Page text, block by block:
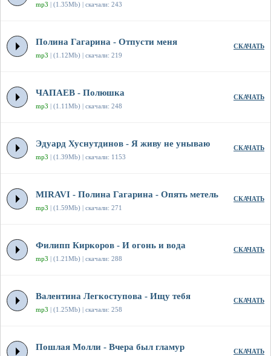
mp3 | (1.35Mb) | скачали: 243
Полина Гагарина - Отпусти меня
mp3 | (1.12Mb) | скачали: 219
СКАЧАТЬ
ЧАПАЕВ - Полюшка
mp3 | (1.11Mb) | скачали: 248
СКАЧАТЬ
Эдуард Хуснутдинов - Я живу не унываю
mp3 | (1.39Mb) | скачали: 1153
СКАЧАТЬ
MIRAVI - Полина Гагарина - Опять метель
mp3 | (1.59Mb) | скачали: 271
СКАЧАТЬ
Филипп Киркоров - И огонь и вода
mp3 | (1.21Mb) | скачали: 288
СКАЧАТЬ
Валентина Легкоступова - Ищу тебя
mp3 | (1.25Mb) | скачали: 258
СКАЧАТЬ
Пошлая Молли - Вчера был гламур СКАЧАТЬ